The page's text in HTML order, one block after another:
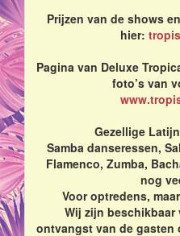
Prijzen van de shows
hier:
Pagina van Deluxe
foto’s van
Gezellige
Samba danseressen,
Flamenco, Zumba,
nog
Voor optredens,
Wij zijn
ontvangst van de